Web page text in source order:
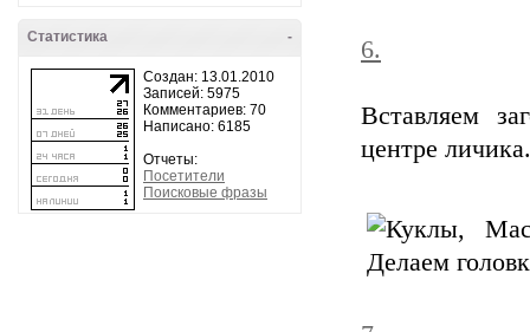
-
Статистика
Создан: 13.01.2010
Записей: 5975
Комментариев: 70
Написано: 6185
Отчеты:
Посетители
Поисковые фразы
6.
Вставляем
центре личика.